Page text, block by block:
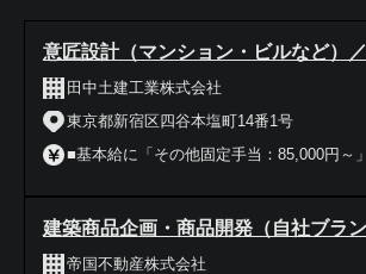
意匠設計（マンション・ビルなど）
田中土建工業株式会社
東京都新宿区四谷本塩町14番1号
■基本給に「その他固定手当：85,000円～
建築商品企画・商品開発（自社ブラン
帝国不動産株式会社